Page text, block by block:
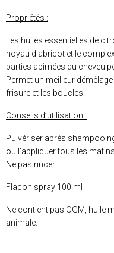
Propriétés :
Les huiles essentielles de
noyau d'abricot et le
parties abimées du cheveu
Permet un meilleur
frisure et les boucles.
Conseils d’utilisation :
Pulvériser après
ou l’appliquer tous les
Ne pas rincer.
Flacon spray 100 ml
Ne contient pas OGM, huile
animale.